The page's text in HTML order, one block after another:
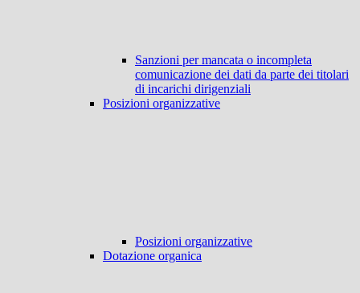
Sanzioni per mancata o incompleta
comunicazione dei dati da parte dei titolari
di incarichi dirigenziali
Posizioni organizzative
Posizioni organizzative
Dotazione organica